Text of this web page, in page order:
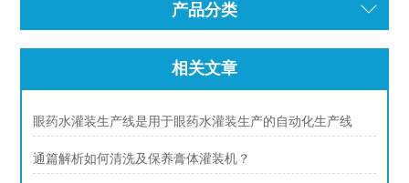
产品分类
相关文章
眼药水灌装生产线是用于眼药水灌装生产的自动化生产线
通篇解析如何清洗及保养膏体灌装机？